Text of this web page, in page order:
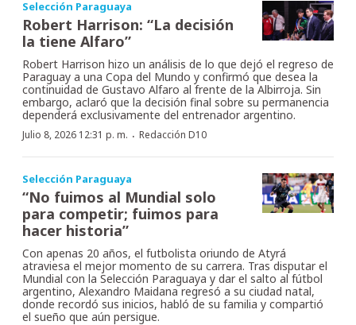
Selección Paraguaya
Robert Harrison: “La decisión
la tiene Alfaro”
Robert Harrison hizo un análisis de lo que dejó el regreso de
Paraguay a una Copa del Mundo y confirmó que desea la
continuidad de Gustavo Alfaro al frente de la Albirroja. Sin
embargo, aclaró que la decisión final sobre su permanencia
dependerá exclusivamente del entrenador argentino.
Julio 8, 2026 12:31 p. m. · Redacción D10
Selección Paraguaya
“No fuimos al Mundial solo
para competir; fuimos para
hacer historia”
Con apenas 20 años, el futbolista oriundo de Atyrá
atraviesa el mejor momento de su carrera. Tras disputar el
Mundial con la Selección Paraguaya y dar el salto al fútbol
argentino, Alexandro Maidana regresó a su ciudad natal,
donde recordó sus inicios, habló de su familia y compartió
el sueño que aún persigue.